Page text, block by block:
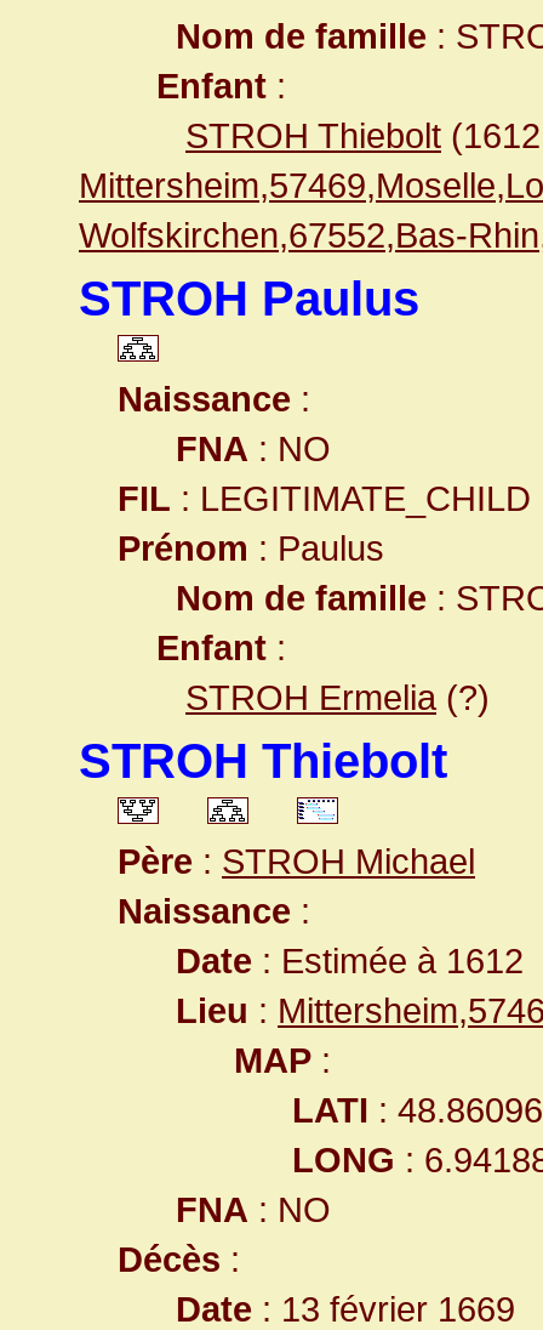
Nom de famille :
Enfant :
STROH Thiebolt (1612
Wolfskirchen,67552,Bas-
STROH Paulus
Naissance :
FNA : NO
FIL : LEGITIMATE_CHILD
Prénom : Paulus
Nom de famille :
Enfant :
STROH Ermelia(?)
STROH Thiebolt
Père : STROH Michael
Naissance :
Date : Estimée à 1612
Lieu :
MAP :
LATI :
LONG :
FNA : NO
Décès :
Date : 13 février 1669